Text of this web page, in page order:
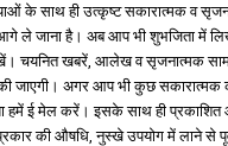
के साथ ही उत्कृष्ट सकारात्मक व
ले जाना है। अब आप भी शुभजिता में
चयनित खबरें, आलेख व सृजनात्मक
जाएगी। अगर आप भी कुछ सकारात्मक
हमें ई मेल करें। इसके साथ ही
की औषधि, नुस्खे उपयोग में लाने से